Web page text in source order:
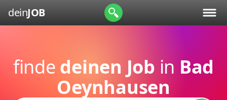
deinJOB
finde deinen Job in Bad
Oeynhausen